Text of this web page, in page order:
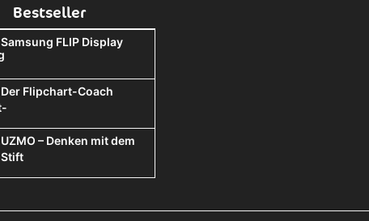
Bestseller
Samsung FLIP Display
Der Flipchart-Coach
UZMO – Denken mit dem
Stift